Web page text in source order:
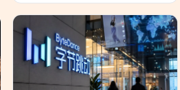
fallecimiento.